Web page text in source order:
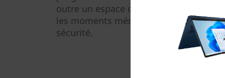
outre un espace de stockage étendu -
les moments mémorables peuvent être
sécurité.